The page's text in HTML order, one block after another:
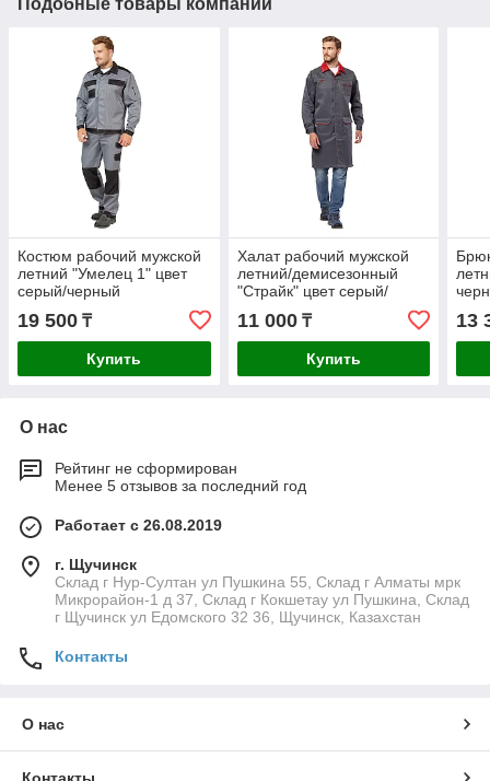
Костюм рабочий мужской
летний "Умелец 1" цвет
серый/черный
19 500 ₸
Купить
Халат рабочий мужской
летний/демисезонный
"Страйк" цвет серый/
11 000₸
Купить
13
О нас
Рейтинг не сформирован
Менее 5 отзывов за последний год
Работает с 26.08.2019
г. Щучинск
Склад г Нур-Султан ул Пушкина 55, Склад г Алматы мрк
Микрорайон-1 д 37, Склад г Кокшетау ул Пушкина, Склад
г Щучинск ул Едомского 32 36, Щучинск, Казахстан
Контакты
О нас